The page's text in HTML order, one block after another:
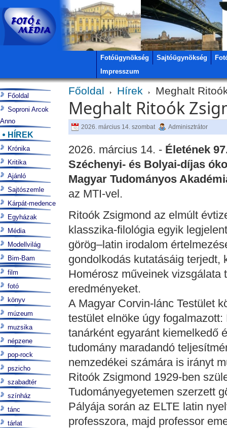
Fotóügynökség Sajtóügynökség
Impresszum
Főoldal Hírek Meghalt
Meghalt Ritoók
2026. március 14. szombat Adminisztrátor
2026. március 14. - Életének
Széchenyi- és Bolyai-díjas
Magyar Tudományos
az MTI-vel.
Ritoók Zsigmond az elmúlt
klasszika-filológia egyik
görög–latin irodalom
gondolkodás kutatásáig terjedt,
Homérosz műveinek vizsgálata
eredményeket.
A Magyar Corvin-lánc Testület
testület elnöke úgy
tanárként egyaránt kiemelkedő
tudomány maradandó
nemzedékei számára is irányt
Ritoók Zsigmond 1929-ben
Tudományegyetemen szerzett
Pályája során az ELTE latin
professzora, majd professor
Főoldal
Soproni Arcok
Anno
HÍREK
Krónika
Kritika
Ajánló
Sajtószemle
Kárpát-medence
Egyházak
Média
Modellvilág
Bim-Bam
film
fotó
könyv
múzeum
muzsika
népzene
pop-rock
pszicho
szabadtér
színház
tánc
tárlat